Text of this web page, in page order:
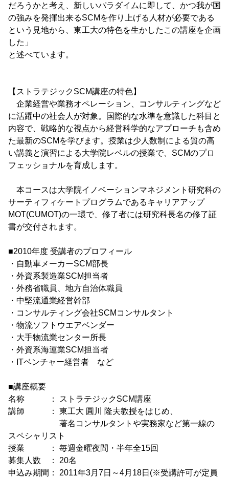
だろうかと考え、新しいパラダイムに即して、かつ我が国
の強みを発揮出来るSCMを作り上げる人材が必要である
という見地から、東工大の特色を生かしたこの講座を企画
した」
と述べています。
【ストラテジックSCM講座の特色】
企業経営や業務オペレーション、コンサルティングなど
に活躍中の社会人が対象。国際的な水準を意識した科目と
内容で、戦略的な視点から経営科学的なアプローチも含め
た最新のSCMを学びます。授業は少人数制による質の高
い講義と演習による大学院レベルの授業で、SCMのプロ
フェッショナルを育成します。
本コースは大学院イノベーションマネジメント研究科の
サーティフィケートプログラムであるキャリアアップ
MOT(CUMOT)の一環で、修了者には研究科長名の修了証
書が交付されます。
■2010年度 受講者のプロフィール
・自動車メーカーSCM部長
・外資系製造業SCM担当者
・外務省職員、地方自治体職員
・中堅流通業経営幹部
・コンサルティング会社SCMコンサルタント
・物流ソフトウエアベンダー
・大手物流業センター所長
・外資系海運業SCM担当者
・ITベンチャー経営者 など
■講座概要
名称 ： ストラテジックSCM講座
講師 ： 東工大 圓川 隆夫教授をはじめ、
著名コンサルタントや実務家など第一線の
スペシャリスト
授業 ： 毎週金曜夜間・半年全15回
募集人数 ： 20名
申込み期間： 2011年3月7日～4月18日(※受講許可が定員